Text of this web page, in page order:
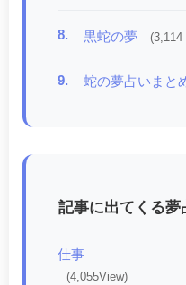
8. 黒蛇の夢 (3,114
9. 蛇の夢占いまと
記事に出てくる夢
仕事
(4,055View)